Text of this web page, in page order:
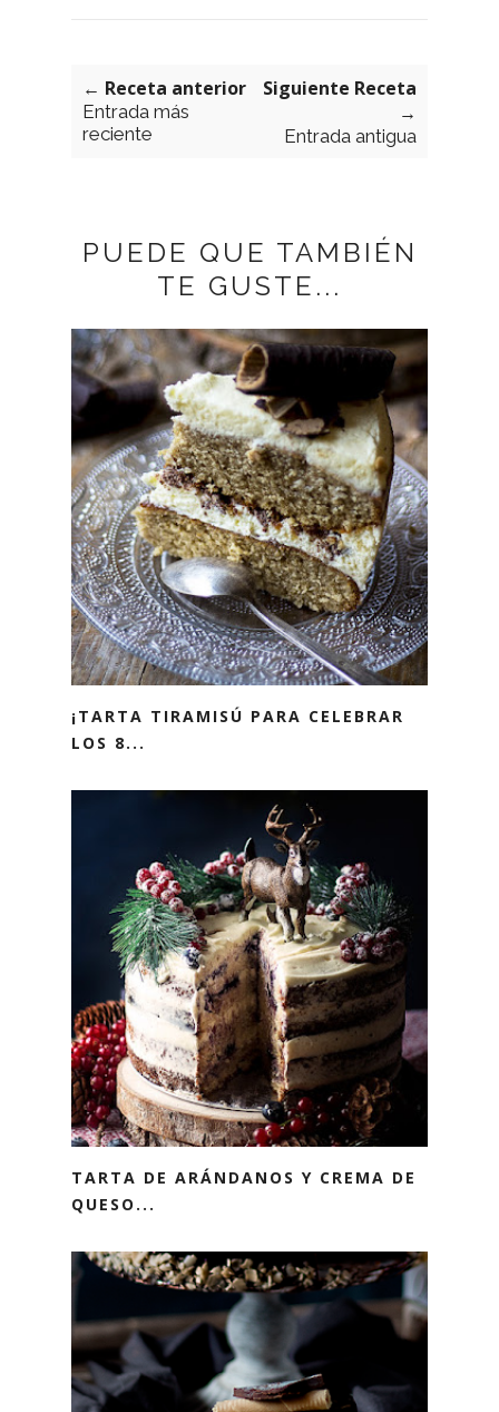
← Receta anterior
Entrada más
reciente
Siguiente Receta
→
Entrada antigua
PUEDE QUE TAMBIÉN
TE GUSTE...
¡TARTA TIRAMISÚ PARA CELEBRAR
LOS 8...
TARTA DE ARÁNDANOS Y CREMA DE
QUESO...